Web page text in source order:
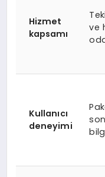
Hizmet
kapsamı
ve
Kullanıcı
deneyimi